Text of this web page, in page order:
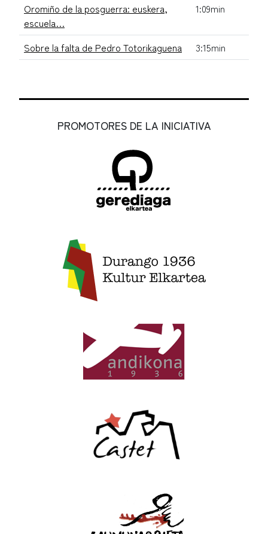
Oromiño de la posguerra: euskera,
escuela…
1:09min
Sobre la falta de Pedro Totorikaguena 3:15min
PROMOTORES DE LA INICIATIVA